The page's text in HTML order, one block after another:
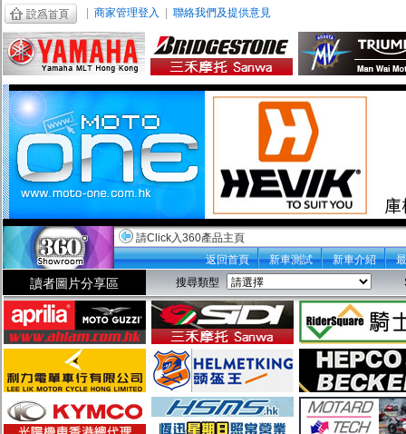
商家管理登入 聯絡我們及提供意見
請Click入360產品主頁
返回首頁
新車測試 新車介紹
讀者圖片分享區 搜尋類型